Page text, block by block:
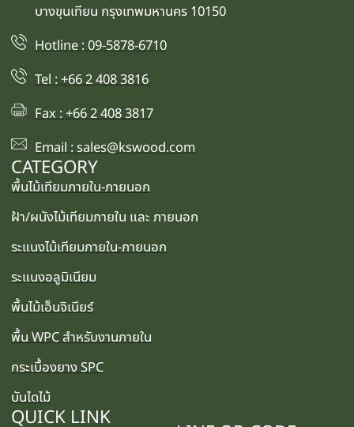
บางขุนเทียน กรุงเทพมหานคร 10150
Hotline : 09-5878-6710
Tel : +66 2 408 3816
Fax : +66 2 408 3817
Email : sales@kswood.com
CATEGORY
พื้นไม้เทียมภายใน-ภายนอก
ฝ้า/ผนังไม้เทียมภายใน และ ภายนอก
ระแนงไม้เทียมภายใน-ภายนอก
ระแนงอลูมิเนียม
พื้นไม้เอ็นจิเนียร์
พื้น WPC สำหรับงานภายใน
กระเบื้องยาง SPC
บันไดไม้
QUICK LINK